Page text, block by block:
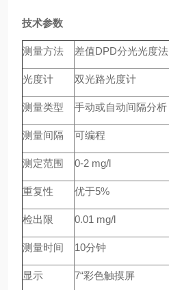
技术参数
测量方法 差值DPD分光光度法
光度计 双光路光度计
测量类型 手动或自动间隔分析
测量间隔 可编程
测定范围 0-2 mg/l
重复性 优于5%
检出限 0.01 mg/l
测量时间 10分钟
显示 7“彩色触摸屏